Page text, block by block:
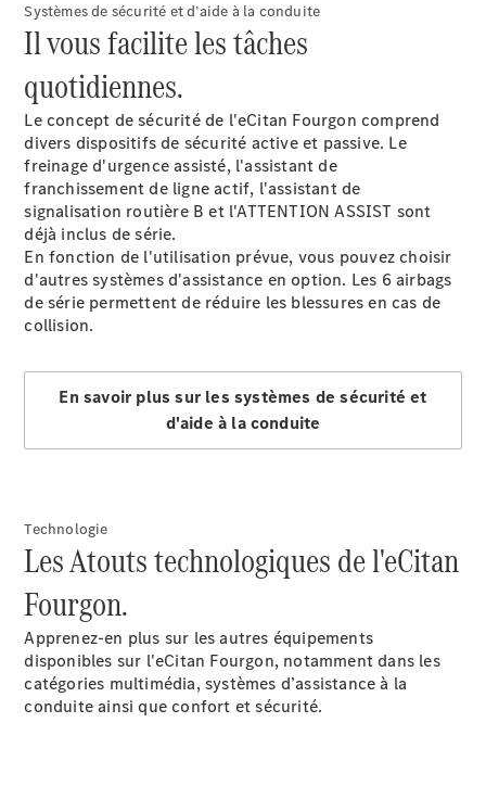
Trouvez un
véhicule
neuf en
stock
Trouvez un
véhicule
utilitaire
d’occasion
Configurez
votre
utilitaire
Réservez un
financement
Nos
solutions
carrossées
Systèmes de sécurité et d’aide à la conduite
Il vous facilite les tâches
quotidiennes.
Le concept de sécurité de l'eCitan Fourgon comprend
divers dispositifs de sécurité active et passive. Le
freinage d'urgence assisté, l'assistant de
franchissement de ligne actif, l'assistant de
signalisation routière B et l'ATTENTION ASSIST sont
déjà inclus de série.
En fonction de l'utilisation prévue, vous pouvez choisir
d'autres systèmes d'assistance en option. Les 6 airbags
de série permettent de réduire les blessures en cas de
collision.
En savoir plus sur les systèmes de sécurité et
d'aide à la conduite
Technologie
Les Atouts technologiques de l'eCitan
Fourgon.
Apprenez-en plus sur les autres équipements
disponibles sur l'eCitan Fourgon, notamment dans les
catégories multimédia, systèmes d’assistance à la
conduite ainsi que confort et sécurité.